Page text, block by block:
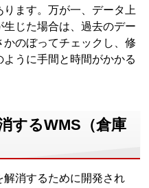
ます。万が一、データ上
じた場合は、過去のデー
のぼってチェックし、修
うに手間と時間がかかる
するWMS（倉庫
消するために開発され